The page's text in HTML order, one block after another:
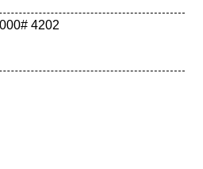
4202